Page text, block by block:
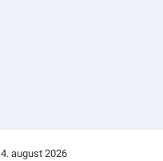
4. august 2026